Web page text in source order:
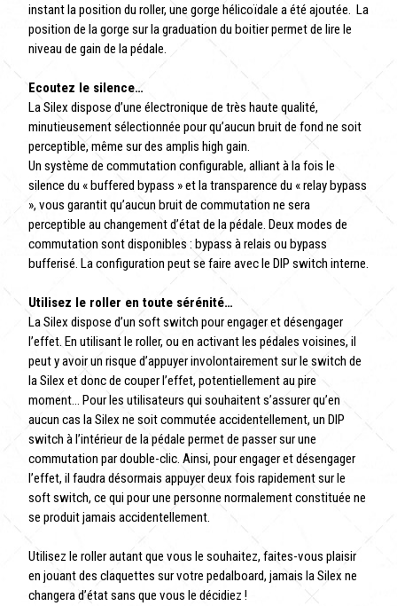
instant la position du roller, une gorge hélicoïdale a été ajoutée. La
position de la gorge sur la graduation du boitier permet de lire le
niveau de gain de la pédale.
Ecoutez le silence…
La Silex dispose d’une électronique de très haute qualité,
minutieusement sélectionnée pour qu’aucun bruit de fond ne soit
perceptible, même sur des amplis high gain.
Un système de commutation configurable, alliant à la fois le
silence du « buffered bypass » et la transparence du « relay bypass
», vous garantit qu’aucun bruit de commutation ne sera
perceptible au changement d’état de la pédale. Deux modes de
commutation sont disponibles : bypass à relais ou bypass
bufferisé. La configuration peut se faire avec le DIP switch interne.
Utilisez le roller en toute sérénité…
La Silex dispose d’un soft switch pour engager et désengager
l’effet. En utilisant le roller, ou en activant les pédales voisines, il
peut y avoir un risque d’appuyer involontairement sur le switch de
la Silex et donc de couper l’effet, potentiellement au pire
moment… Pour les utilisateurs qui souhaitent s’assurer qu’en
aucun cas la Silex ne soit commutée accidentellement, un DIP
switch à l’intérieur de la pédale permet de passer sur une
commutation par double-clic. Ainsi, pour engager et désengager
l’effet, il faudra désormais appuyer deux fois rapidement sur le
soft switch, ce qui pour une personne normalement constituée ne
se produit jamais accidentellement.
Utilisez le roller autant que vous le souhaitez, faites-vous plaisir
en jouant des claquettes sur votre pedalboard, jamais la Silex ne
changera d’état sans que vous le décidiez !